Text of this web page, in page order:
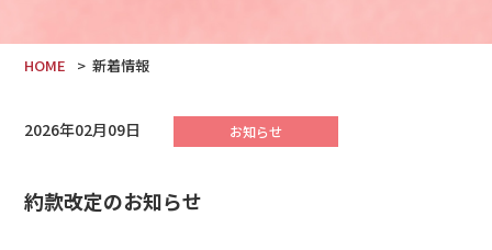
HOME 新着情報
2026年02月09日 お知らせ
約款改定のお知らせ